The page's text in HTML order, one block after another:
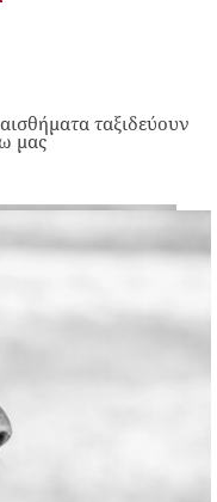
ταξιδεύουν
μας